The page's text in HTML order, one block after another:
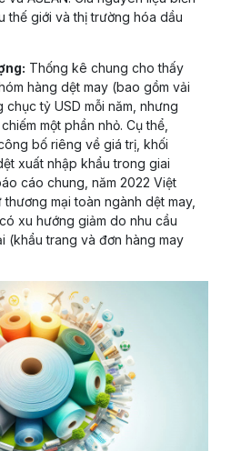
thế giới và thị trường hóa dầu
Thống kê chung cho thấy
hàng dệt may (bao gồm vải
tỷ USD mỗi năm, nhưng
một phần nhỏ. Cụ thể,
bố riêng về giá trị, khối
xuất nhập khẩu trong giai
cáo chung, năm 2022 Việt
mại toàn ngành dệt may,
xu hướng giảm do nhu cầu
(khẩu trang và đơn hàng may